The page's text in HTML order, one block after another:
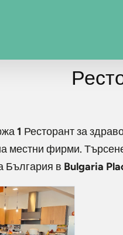
1 Ресторант за
местни фирми.
България в Bulgaria